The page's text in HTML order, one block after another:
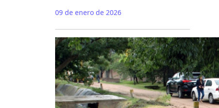
09 de enero de 2026